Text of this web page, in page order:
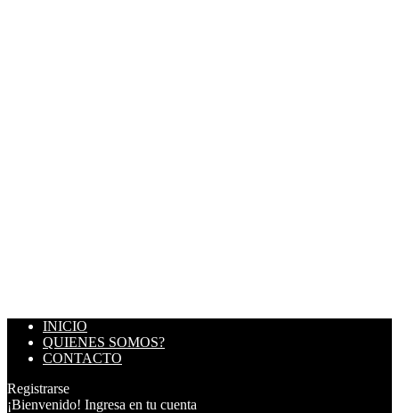
INICIO
QUIENES SOMOS?
CONTACTO
Registrarse
¡Bienvenido! Ingresa en tu cuenta